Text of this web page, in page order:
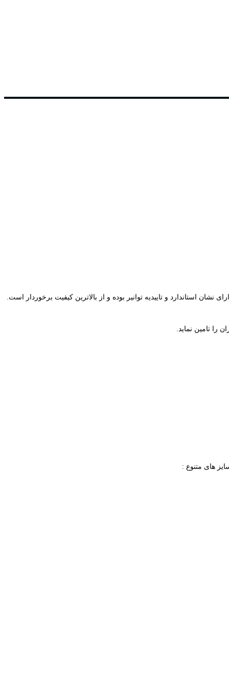
استاندارد و تاییدیه توانیر بوده و از بالاترین کیفیت برخوردار است.
را تامین نماید.
های متنوع :